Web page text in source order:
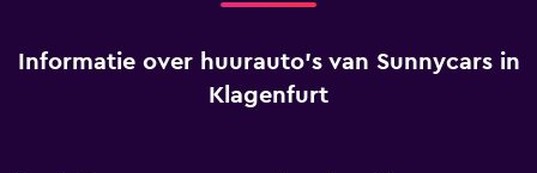
Informatie over huurauto's van Sunnycars in
Klagenfurt